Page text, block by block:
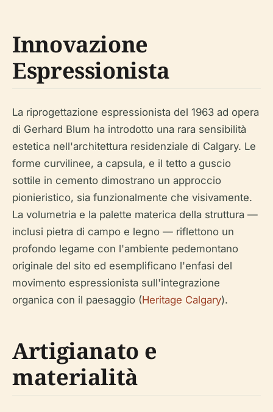
Innovazione
Espressionista
La riprogettazione espressionista del 1963 ad opera
di Gerhard Blum ha introdotto una rara sensibilità
estetica nell'architettura residenziale di Calgary. Le
forme curvilinee, a capsula, e il tetto a guscio
sottile in cemento dimostrano un approccio
pionieristico, sia funzionalmente che visivamente.
La volumetria e la palette materica della struttura —
inclusi pietra di campo e legno — riflettono un
profondo legame con l'ambiente pedemontano
originale del sito ed esemplificano l'enfasi del
movimento espressionista sull'integrazione
organica con il paesaggio (Heritage Calgary).
Artigianato e
materialità